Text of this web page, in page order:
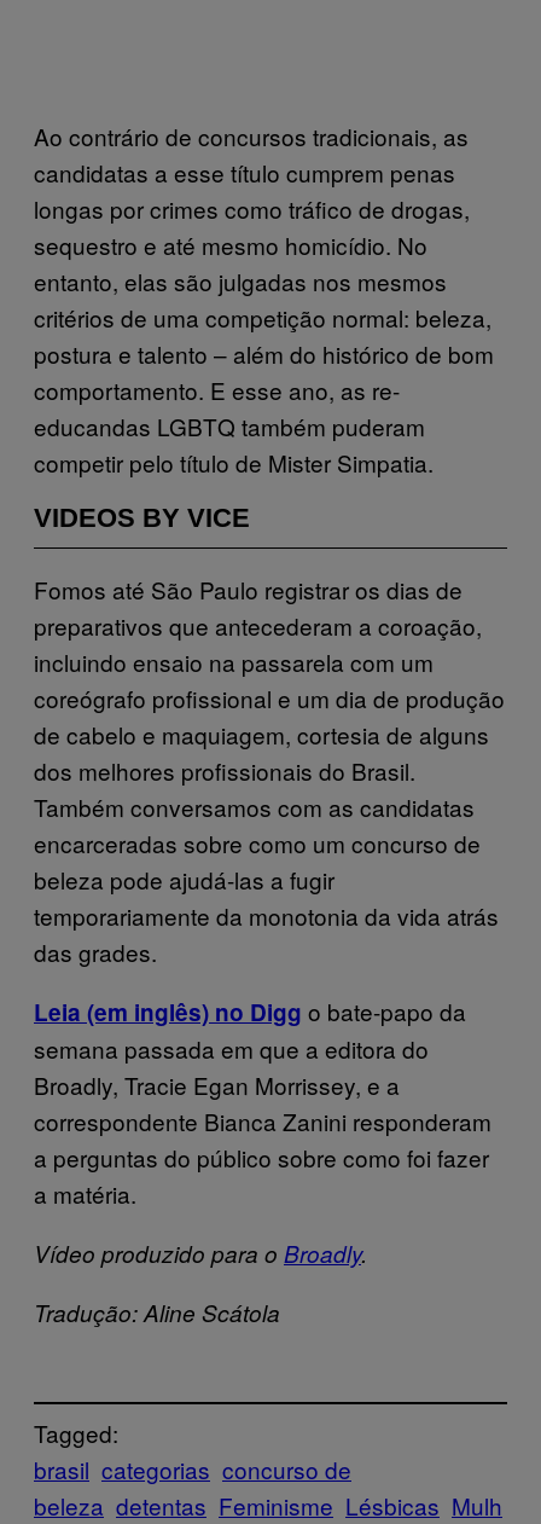
Ao contrário de concursos tradicionais, as
candidatas a esse título cumprem penas
longas por crimes como tráfico de drogas,
sequestro e até mesmo homicídio. No
entanto, elas são julgadas nos mesmos
critérios de uma competição normal: beleza,
postura e talento – além do histórico de bom
comportamento. E esse ano, as re-
educandas LGBTQ também puderam
competir pelo título de Mister Simpatia.
VIDEOS BY VICE
Fomos até São Paulo registrar os dias de
preparativos que antecederam a coroação,
incluindo ensaio na passarela com um
coreógrafo profissional e um dia de produção
de cabelo e maquiagem, cortesia de alguns
dos melhores profissionais do Brasil.
Também conversamos com as candidatas
encarceradas sobre como um concurso de
beleza pode ajudá-las a fugir
temporariamente da monotonia da vida atrás
das grades.
Leia (em inglês) no Digg o bate-papo da
semana passada em que a editora do
Broadly, Tracie Egan Morrissey, e a
correspondente Bianca Zanini responderam
a perguntas do público sobre como foi fazer
a matéria.
Vídeo produzido para o Broadly.
Tradução: Aline Scátola
Tagged:
brasil categorias concurso de
beleza detentas Feminisme Lésbicas Mulh